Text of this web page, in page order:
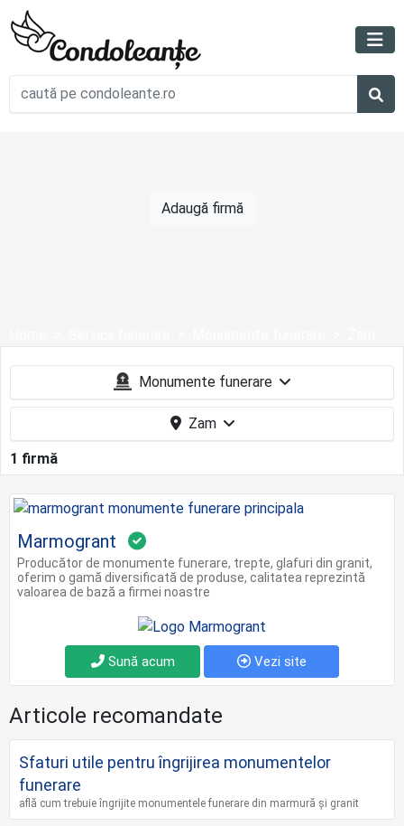
Adaugă firmă
1 firmă
Marmogrant
Producător de monumente funerare, trepte, glafuri din granit,
oferim o gamă diversificată de produse, calitatea reprezintă
valoarea de bază a firmei noastre
Sună acum Vezi site
Articole recomandate
Sfaturi utile pentru îngrijirea monumentelor
funerare
află cum trebuie îngrijite monumentele funerare din marmură și granit